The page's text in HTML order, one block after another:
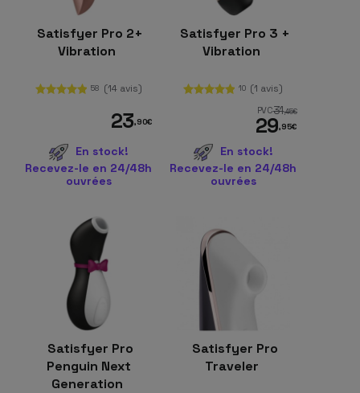
Satisfyer Pro 2+
Vibration
58 (14 avis)
23,90€
En stock!
Recevez-le en 24/48h
ouvrées
Satisfyer Pro 3 +
Vibration
10 (1 avis)
PVC31,45€
29,95€
En stock!
Recevez-le en 24/48h
ouvrées
Satisfyer Pro
Penguin Next
Generation
Satisfyer Pro
Traveler